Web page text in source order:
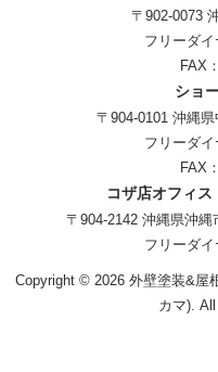
〒902-0073
フリーダイ
FAX：
ショ
〒904-0101 沖縄
フリーダイ
FAX：
コザ店オフィス
〒904-2142 沖縄県沖
フリーダイ
Copyright © 2026 外壁塗装&屋
カマ).